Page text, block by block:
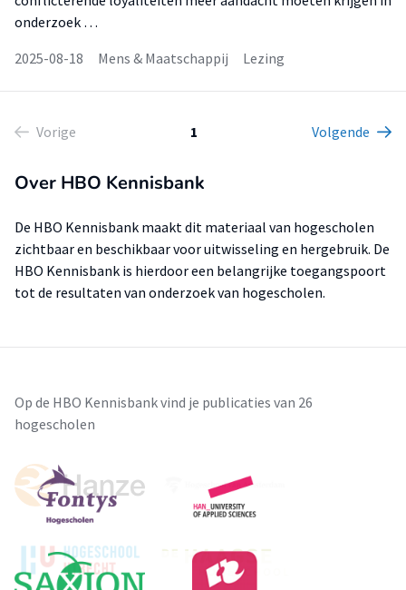
onderzoek …
2025-08-18
Mens & Maatschappij Lezing
Vorige 1 Volgende
Over HBO Kennisbank
De HBO Kennisbank maakt dit materiaal van hogescholen
zichtbaar en beschikbaar voor uitwisseling en hergebruik. De
HBO Kennisbank is hierdoor een belangrijke toegangspoort
tot de resultaten van onderzoek van hogescholen.
Op de HBO Kennisbank vind je publicaties van 26
hogescholen